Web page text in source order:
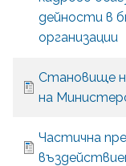
дейности в
организации
Становище
на
Частична